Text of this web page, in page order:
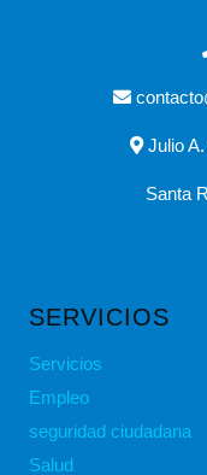
Julio A.
Santa
SERVICIOS
Servicios
Empleo
seguridad ciudadana
Salud